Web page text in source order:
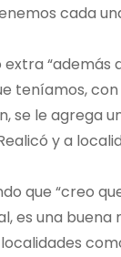
cada
“además
teníamos, con
se le agrega
y a
que “creo
es una buena